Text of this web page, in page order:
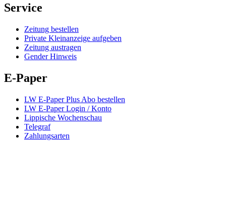
Service
Zeitung bestellen
Private Kleinanzeige aufgeben
Zeitung austragen
Gender Hinweis
E-Paper
LW E-Paper Plus Abo bestellen
LW E-Paper Login / Konto
Lippische Wochenschau
Telegraf
Zahlungsarten